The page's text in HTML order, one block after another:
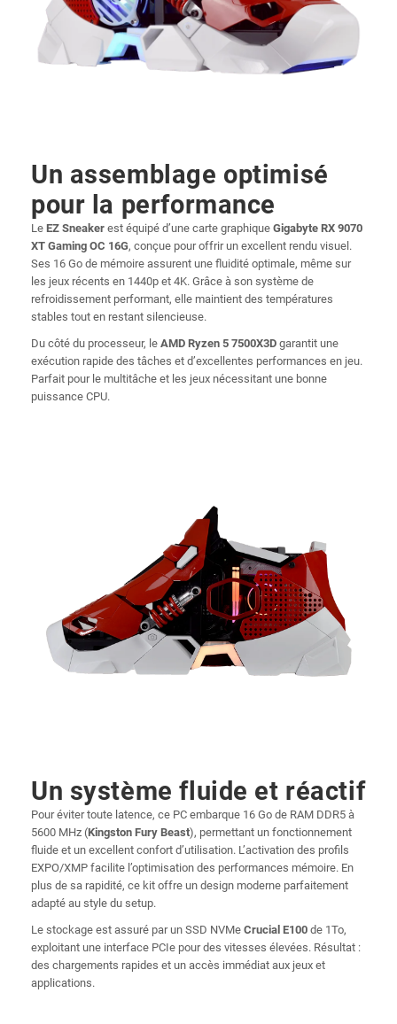
Un assemblage optimisé
pour la performance
Le EZ Sneaker est équipé d’une carte graphique Gigabyte RX 9070
XT Gaming OC 16G, conçue pour offrir un excellent rendu visuel.
Ses 16 Go de mémoire assurent une fluidité optimale, même sur
les jeux récents en 1440p et 4K. Grâce à son système de
refroidissement performant, elle maintient des températures
stables tout en restant silencieuse.
Du côté du processeur, le AMD Ryzen 5 7500X3D garantit une
exécution rapide des tâches et d’excellentes performances en jeu.
Parfait pour le multitâche et les jeux nécessitant une bonne
puissance CPU.
Un système fluide et réactif
Pour éviter toute latence, ce PC embarque 16 Go de RAM DDR5 à
5600 MHz (Kingston Fury Beast), permettant un fonctionnement
fluide et un excellent confort d’utilisation. L’activation des profils
EXPO/XMP facilite l’optimisation des performances mémoire. En
plus de sa rapidité, ce kit offre un design moderne parfaitement
adapté au style du setup.
Le stockage est assuré par un SSD NVMe Crucial E100 de 1To,
exploitant une interface PCIe pour des vitesses élevées. Résultat :
des chargements rapides et un accès immédiat aux jeux et
applications.